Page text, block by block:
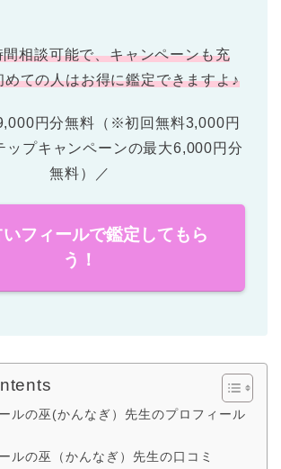
相談可能で、キャンペーンも充
めての人はお得に鑑定できますよ♪
円分無料（※初回無料3,000円
ップキャンペーンの最大6,000円分
無料）／
いフィールで鑑定してもら
う！
ルの巫(かんなぎ）先生のプロフィール
ルの巫（かんなぎ）先生の口コミ